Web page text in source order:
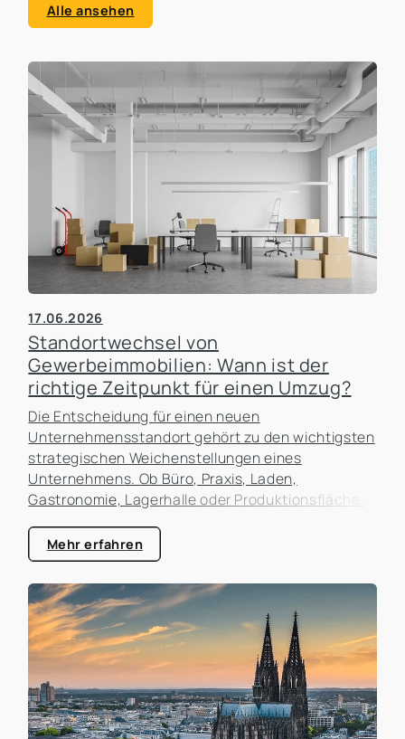
Alle ansehen
17.06.2026
Standortwechsel von
Gewerbeimmobilien: Wann ist der
richtige Zeitpunkt für einen Umzug?
Die Entscheidung für einen neuen
Unternehmensstandort gehört zu den wichtigsten
strategischen Weichenstellungen eines
Unternehmens. Ob Büro, Praxis, Laden,
Gastronomie, Lagerhalle oder Produktionsfläche:
Kosten, sondern auch die Erreichbarkeit für
Kunden, die Attraktivität als Arbeitgeber und die
zukünftigen Entwicklungsmöglichkeiten des
Unternehmens. In der Praxis erleben wir häufig,
dass Unternehmen zu lange an einem Standort
festhalten, obwohl sich die Rahmenbedingungen
längst verändert haben. Gleichzeitig werden
Umzüge manchmal überstürzt geplant, ohne die
tatsächlichen Auswirkungen ausreichend zu
analysieren.
Mehr erfahren